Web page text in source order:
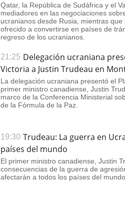
Qatar, la República de Sudáfrica y el
mediadores en las negociaciones
ucranianos desde Rusia, mientras
ofrecido a convertirse en países de
regreso de los ucranianos.
21:25 Delegación ucraniana
Victoria a Justin Trudeau en
La delegación ucraniana presentó el
primer ministro canadiense, Justin
marco de la Conferencia Ministerial
de la Fórmula de la Paz.
19:30 Trudeau: La guerra en
países del mundo
El primer ministro canadiense, Justin
consecuencias de la guerra de
afectarán a todos los países del mundo.